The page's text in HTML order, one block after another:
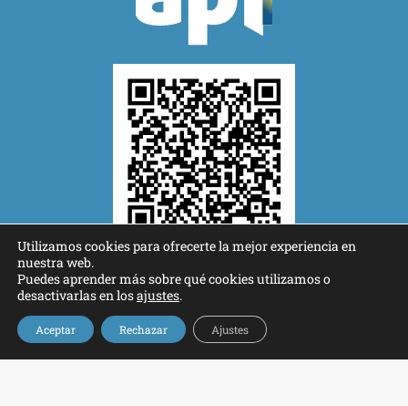
Programa Kit Digital cofinanciado por los Fondos Next Generation (EU)
del Mecanismo de Recuperación y Resiliencia.
Utilizamos cookies para ofrecerte la mejor experiencia en
nuestra web.
Puedes aprender más sobre qué cookies utilizamos o
desactivarlas en losajustes.
Aceptar Rechazar Ajustes